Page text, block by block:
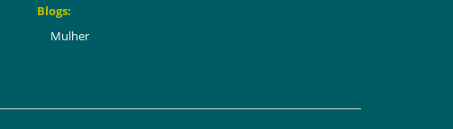
Blogs:
Mulher